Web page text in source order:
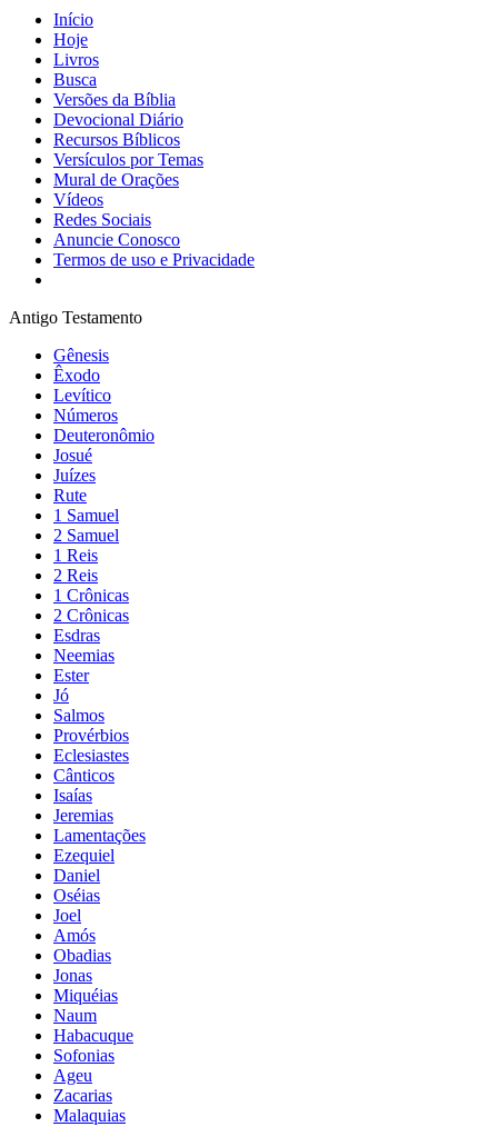
Início
Hoje
Livros
Busca
Versões da Bíblia
Devocional Diário
Recursos Bíblicos
Versículos por Temas
Mural de Orações
Vídeos
Redes Sociais
Anuncie Conosco
Termos de uso e Privacidade
Antigo Testamento
Gênesis
Êxodo
Levítico
Números
Deuteronômio
Josué
Juízes
Rute
1 Samuel
2 Samuel
1 Reis
2 Reis
1 Crônicas
2 Crônicas
Esdras
Neemias
Ester
Jó
Salmos
Provérbios
Eclesiastes
Cânticos
Isaías
Jeremias
Lamentações
Ezequiel
Daniel
Oséias
Joel
Amós
Obadias
Jonas
Miquéias
Naum
Habacuque
Sofonias
Ageu
Zacarias
Malaquias